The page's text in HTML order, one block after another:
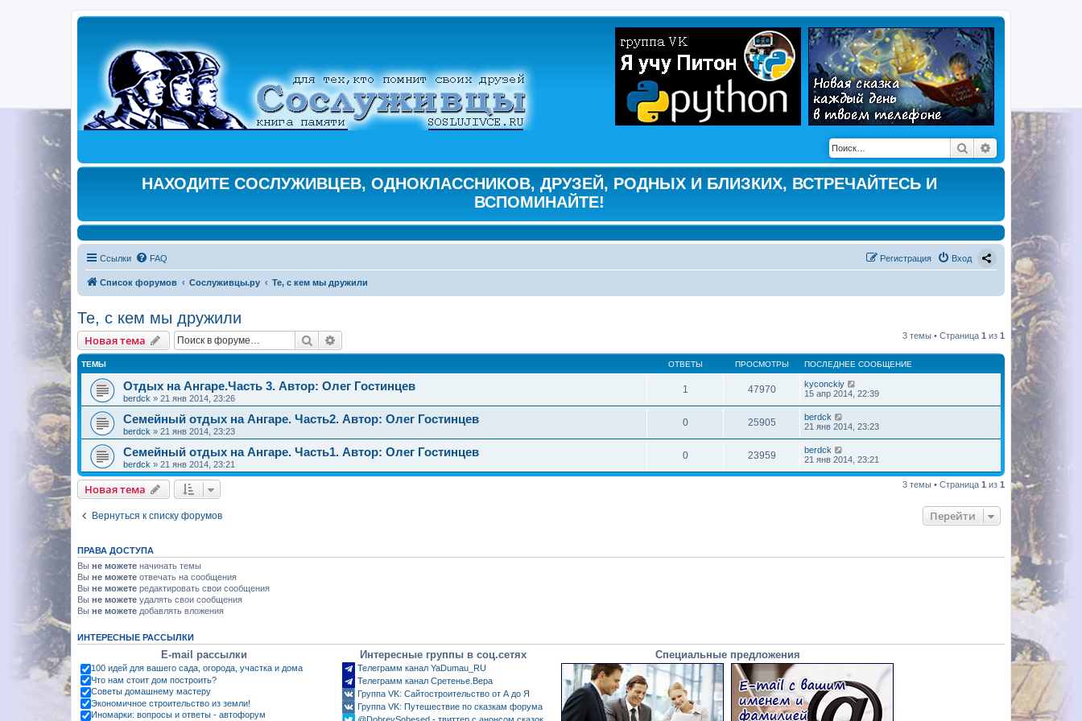
Поиск Расширенный
НАХОДИТЕ СОСЛУЖИВЦЕВ, ОДНОКЛАССНИКОВ, ДРУЗЕЙ, РОДНЫХ И БЛИЗКИХ, ВСТРЕЧАЙТЕСЬ И
ВСПОМИНАЙТЕ!
Ссылки FAQ Вход
Регистрация
Список форумов Сослуживцы.ру Те, с кем мы дружили
Те, с кем мы дружили
Новая тема Поиск 3 темы • Страница 1 из 1
ТЕМЫ ОТВЕТЫ ПРОСМОТРЫ ПОСЛЕДНЕЕ СООБЩЕНИЕ
Отдых на Ангаре.Часть 3. Автор: Олег Гостинцев
berdck » 21 янв 2014, 23:26
1 47970
kyconckiy
15 апр 2014, 22:39
Семейный отдых на Ангаре. Часть2. Автор: Олег Гостинцев
berdck » 21 янв 2014, 23:23
0 25905
berdck
21 янв 2014, 23:23
Семейный отдых на Ангаре. Часть1. Автор: Олег Гостинцев
berdck » 21 янв 2014, 23:21
0 23959
berdck
21 янв 2014, 23:21
Новая тема 3 темы • Страница 1 из 1
Вернуться к списку форумов Перейти
ПРАВА ДОСТУПА
Вы не можете начинать темы
Вы не можете отвечать на сообщения
Вы не можете редактировать свои сообщения
Вы не можете удалять свои сообщения
Вы не можете добавлять вложения
ИНТЕРЕСНЫЕ РАССЫЛКИ
E-mail рассылки
100 идей для вашего сада, огорода, участка и дома
Что нам стоит дом построить?
Советы домашнему мастеру
Экономичное строительство из земли!
Иномарки: вопросы и ответы - автофорум
Интересные группы в соц.сетях
Телеграмм канал YaDumau_RU
Телеграмм канал Сретенье.Вера
Группа VK: Сайтостроительство от А до Я
Группа VK: Путешествие по сказкам форума
Специальные предложения